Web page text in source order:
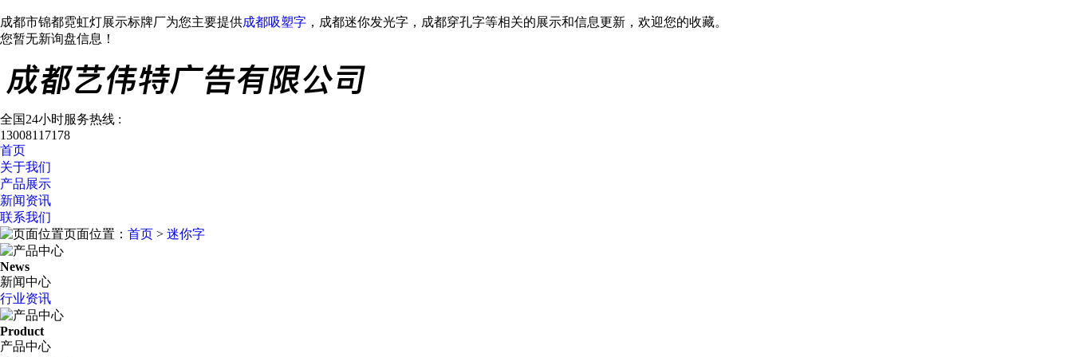
成都市锦都霓虹灯展示标牌厂为您主要提供成都吸塑字 ，成都迷你发光字，成都穿孔字等相关的展示和信息更新，欢迎您的收藏。
您暂无新询盘信息！
全国24小时服务热线 :
13008117178
首页
关于我们
产品展示
新闻资讯
联系我们
页面位置： 首页 > 迷你字
News
新闻中心
行业资讯
Product
产品中心